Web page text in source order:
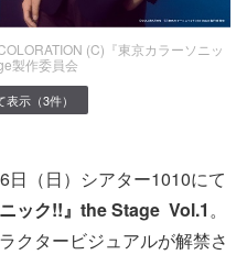
(C)『東京カラーソニッ
製作委員会
示（3件）
（日）シアター1010にて
ニック!!』the Stage Vol.1。
クタービジュアルが解禁さ